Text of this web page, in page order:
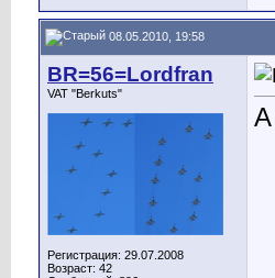
08.05.2010, 19:58
BR=56=Lordfran
VAT "Berkuts"
Регистрация: 29.07.2008
Возраст: 42
А